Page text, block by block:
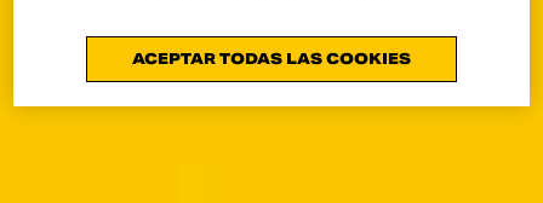
ACEPTAR TODAS LAS COOKIES